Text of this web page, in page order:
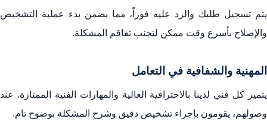
يتم تسجيل طلبك والرد عليه فوراً، مما يضمن بدء عملية التشخيص
والإصلاح بأسرع وقت ممكن لتجنب تفاقم المشكلة.
المهنية والشفافية في التعامل
يتميز كل فني لدينا بالاحترافية العالية والمهارات الفنية الممتازة. عند
وصولهم، يقومون بإجراء تشخيص دقيق وشرح المشكلة بوضوح تام.